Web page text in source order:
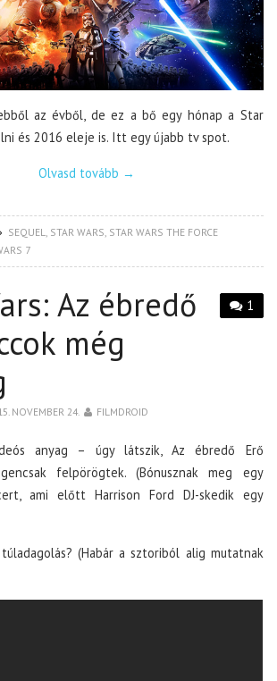
az évből, de ez a bő egy hónap a Star
és 2016 eleje is. Itt egy újabb tv spot.
Olvasd tovább →
SEQUEL STAR WARS STAR WARS THE FORCE
7
1
Az ébredő
még
NOVEMBER 24. FILMDROID
anyag – úgy látszik, Az ébredő Erő
felpörögtek. (Bónusznak meg egy
ami előtt Harrison Ford DJ-skedik egy
(Habár a sztoriból alig mutatnak